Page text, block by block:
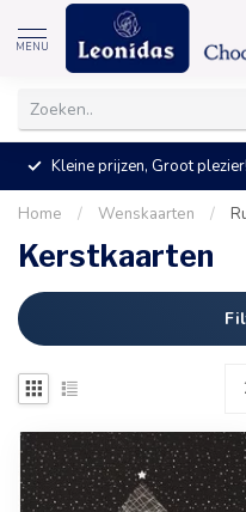
MENU
Kleine prijzen, Groot plezier!
Home / Wenskaarten /
Kerstkaarten